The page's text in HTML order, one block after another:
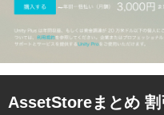
AssetStoreまとめ